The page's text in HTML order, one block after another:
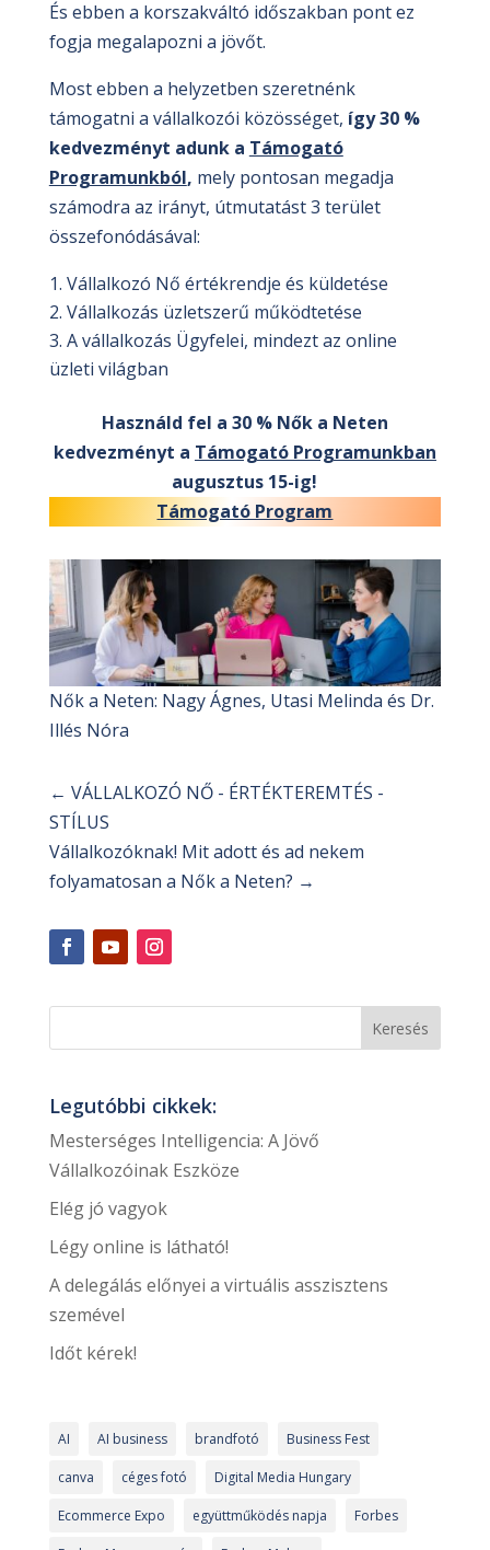
És ebben a korszakváltó időszakban pont ez
fogja megalapozni a jövőt.
Most ebben a helyzetben szeretnénk
támogatni a vállalkozói közösséget, így 30 %
kedvezményt adunk a Támogató
Programunkból, mely pontosan megadja
számodra az irányt, útmutatást 3 terület
összefonódásával:
Vállalkozó Nő értékrendje és küldetése
Vállalkozás üzletszerű működtetése
A vállalkozás Ügyfelei, mindezt az online
üzleti világban
Használd fel a 30 % Nők a Neten
kedvezményt a Támogató Programunkban
augusztus 15-ig!
Támogató Program
Nők a Neten: Nagy Ágnes, Utasi Melinda és Dr.
Illés Nóra
← VÁLLALKOZÓ NŐ - ÉRTÉKTEREMTÉS -
STÍLUS
Vállalkozóknak! Mit adott és ad nekem
folyamatosan a Nők a Neten? →
Legutóbbi cikkek:
Mesterséges Intelligencia: A Jövő
Vállalkozóinak Eszköze
Elég jó vagyok
Légy online is látható!
A delegálás előnyei a virtuális asszisztens
szemével
Időt kérek!
AI AI business brandfotó Business Fest
canva céges fotó Digital Media Hungary
Ecommerce Expo együttműködés napja Forbes